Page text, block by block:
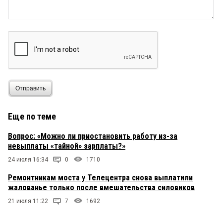
Отправить
Еще по теме
Вопрос: «Можно ли приостановить работу из-за
невыплаты «тайной» зарплаты?»
24 июля 16:34 0 1710
Ремонтникам моста у Телецентра снова выплатили
жалованье только после вмешательства силовиков
21 июля 11:22 7 1692